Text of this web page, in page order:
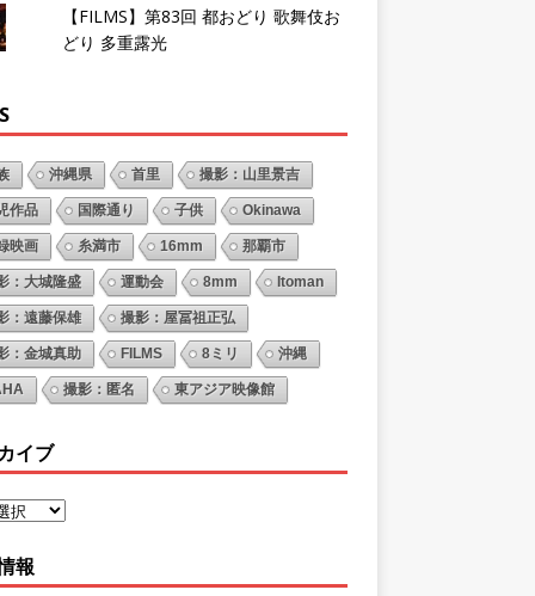
【FILMS】第83回 都おどり 歌舞伎お
どり 多重露光
沖縄県 首里 撮影：山里景吉
作品 国際通り 子供 Okinawa
映画 糸満市 16mm 那覇市
：大城隆盛 運動会 8mm Itoman
：遠藤保雄 撮影：屋冨祖正弘
：金城真助 FILMS 8ミリ 沖縄
撮影：匿名 東アジア映像館
イブ
報